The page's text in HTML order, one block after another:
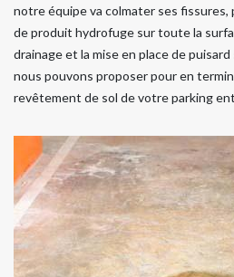
notre équipe va colmater ses fissures,
de produit hydrofuge sur toute la
drainage et la mise en place de
nous pouvons proposer pour en
revêtement de sol de votre parking